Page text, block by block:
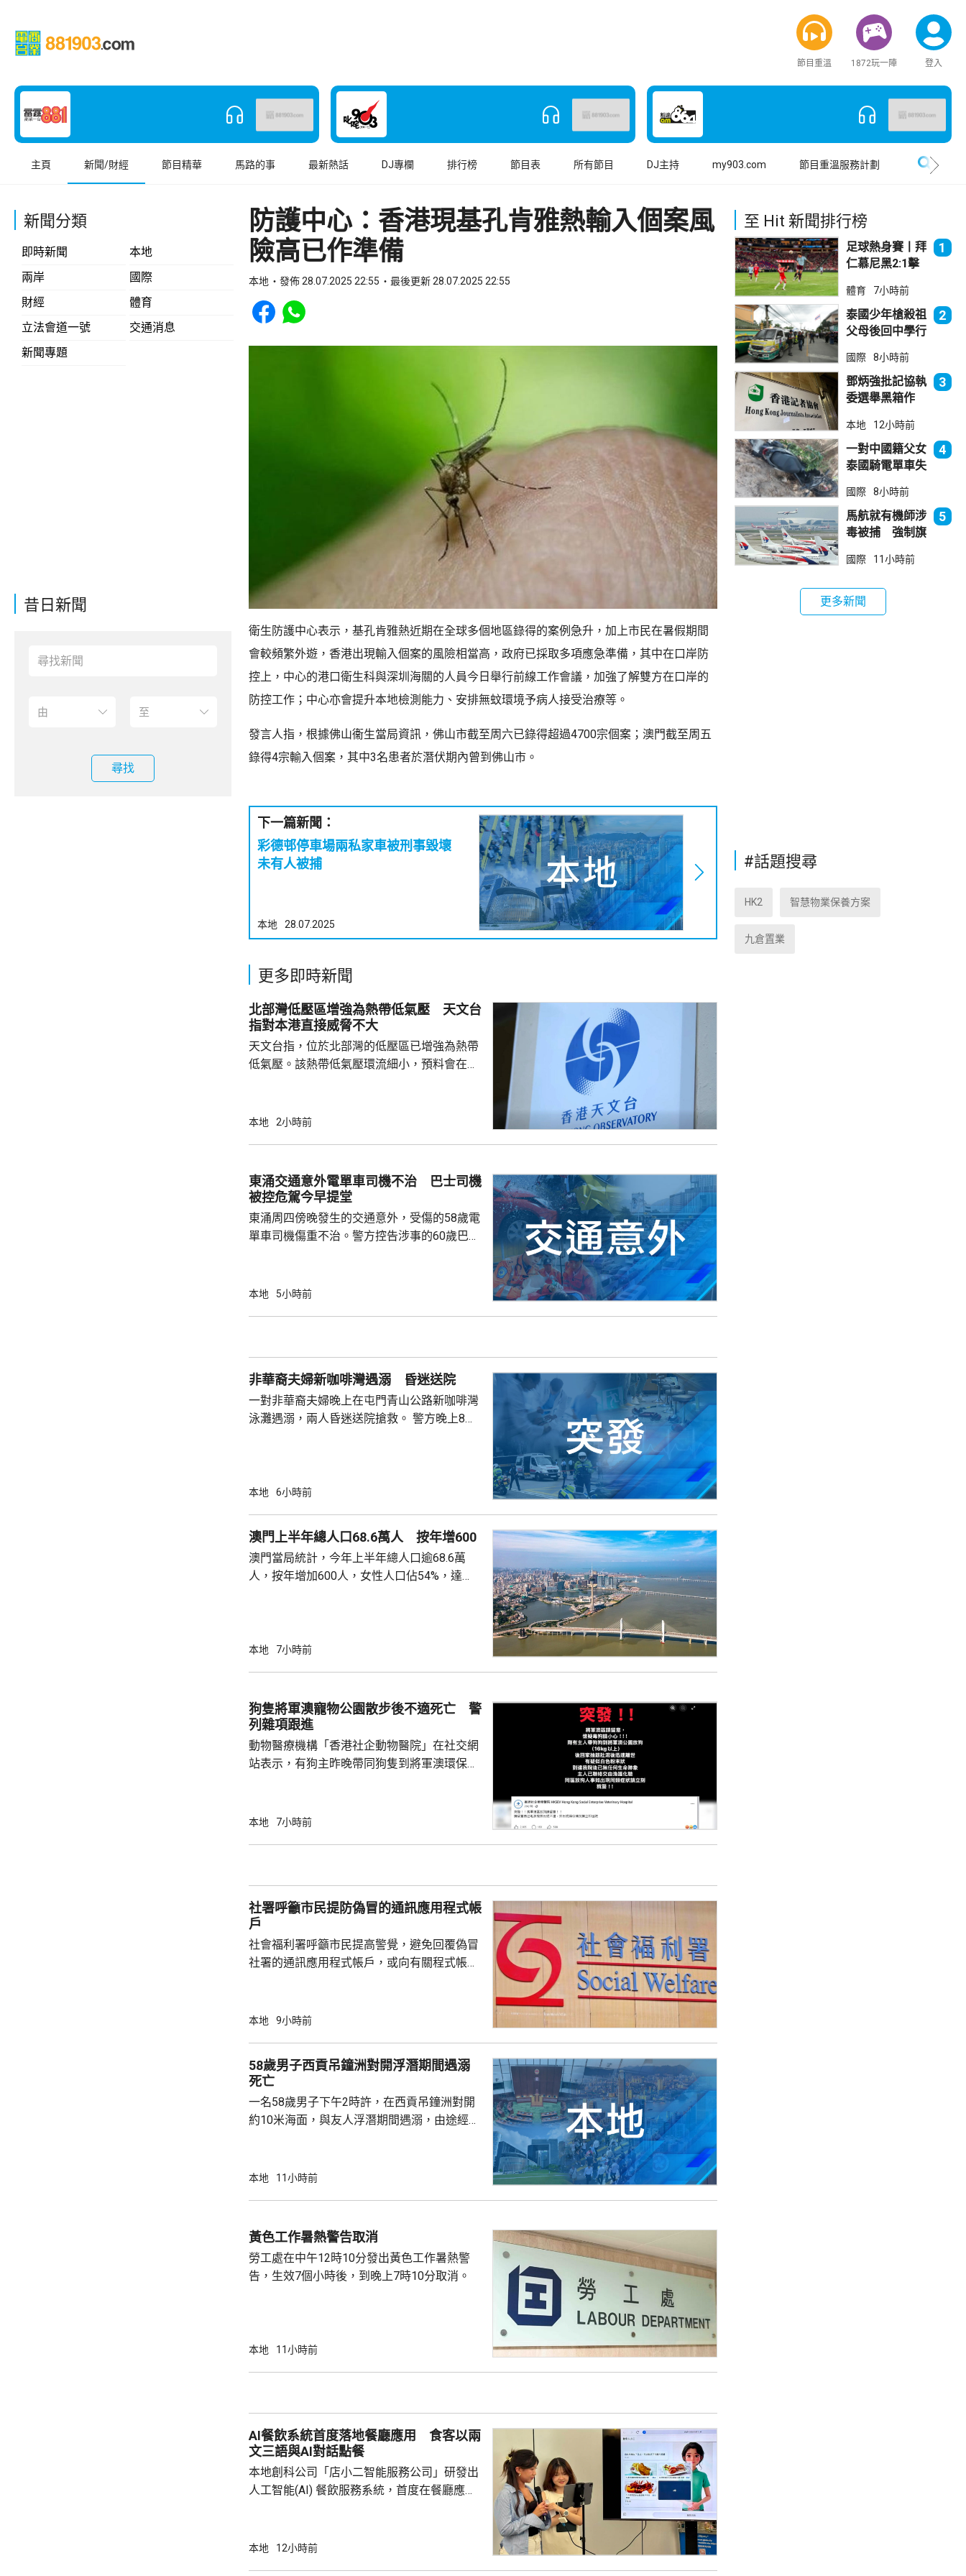
節目重溫 1872玩一陣 登入
主頁 新聞/財經 節目精華 馬路的事 最新熱話 DJ專欄 排行榜 節目表 所有節目 DJ主持 my903.com 節目重溫服務計劃
新聞分類
即時新聞
本地
兩岸
國際
財經
體育
立法會道一號
交通消息
新聞專題
昔日新聞
尋找
防護中心：香港現基孔肯雅熱輸入個案風
險高已作準備
本地 發佈 28.07.2025 22:55 最後更新 28.07.2025 22:55
Share to Facebook
Share to WhatsApp
衛生防護中心表示，基孔肯雅熱近期在全球多個地區錄得的案例急升，加上市民在暑假期間
會較頻繁外遊，香港出現輸入個案的風險相當高，政府已採取多項應急準備，其中在口岸防
控上，中心的港口衛生科與深圳海關的人員今日舉行前線工作會議，加強了解雙方在口岸的
防控工作；中心亦會提升本地檢測能力、安排無蚊環境予病人接受治療等。
發言人指，根據佛山衞生當局資訊，佛山市截至周六已錄得超過4700宗個案；澳門截至周五
錄得4宗輸入個案，其中3名患者於潛伏期內曾到佛山市。
下一篇新聞：
彩德邨停車場兩私家車被刑事毀壞
未有人被捕
本地 28.07.2025
更多即時新聞
北部灣低壓區增強為熱帶低氣壓 天文台
指對本港直接威脅不大
天文台指，位於北部灣的低壓區已增強為熱帶
低氣壓。該熱帶低氣壓環流細小，預料會在今
採取靠近廣東沿岸的路徑，否則需要發出一號
本地 2小時前
東涌交通意外電單車司機不治 巴士司機
被控危駕今早提堂
東涌周四傍晚發生的交通意外，受傷的58歲電
單車司機傷重不治。警方控告涉事的60歲巴士
龍運巴士沿東涌東交匯處行駛，去到近北大嶼
周五早上8時許證實死亡。
本地 5小時前
非華裔夫婦新咖啡灣遇溺 昏迷送院
一對非華裔夫婦晚上在屯門青山公路新咖啡灣
泳灘遇溺，兩人昏迷送院搶救。 警方晚上8時
本地 6小時前
澳門上半年總人口68.6萬人 按年增600
澳門當局統計，今年上半年總人口逾68.6萬
人，按年增加600人，女性人口佔54%，達
方面，上半年從內地持單程證的新來澳人士有
本地 7小時前
狗隻將軍澳寵物公園散步後不適死亡 警
列雜項跟進
動物醫療機構「香港社企動物醫院」在社交網
站表示，有狗主昨晚帶同狗隻到將軍澳環保大
亡，狗主事後聯絡交由漁護署化驗。 警方表
本地 7小時前
社署呼籲市民提防偽冒的通訊應用程式帳
戶
社會福利署呼籲市民提高警覺，避免回覆偽冒
社署的通訊應用程式帳戶，或向有關程式帳戶
內的不明連結，以盗取市民的個人資料。社署
本地 9小時前
58歲男子西貢吊鐘洲對開浮潛期間遇溺
死亡
一名58歲男子下午2時許，在西貢吊鐘洲對開
約10米海面，與友人浮潛期間遇溺，由途經船
確定。
本地 11小時前
黃色工作暑熱警告取消
勞工處在中午12時10分發出黃色工作暑熱警
告，生效7個小時後，到晚上7時10分取消。
本地 11小時前
AI餐飲系統首度落地餐廳應用 食客以兩
文三語與AI對話點餐
本地創科公司「店小二智能服務公司」研發出
人工智能(AI) 餐飲服務系統，首度在餐廳應
話或英文對話，食客根據AI指示點餐，亦可讓
本地 12小時前
至 Hit 新聞排行榜
足球熱身賽丨拜
仁慕尼黑2:1擊
1
體育 7小時前
泰國少年槍殺祖
父母後回中學行
死23傷
2
國際 8小時前
鄧炳強批記協執
委選舉黑箱作
國安一定「釘死
你」
3
本地 12小時前
一對中國籍父女
泰國騎電單車失
傷
4
國際 8小時前
馬航就有機師涉
毒被捕 強制旗
毒品檢測
5
國際 11小時前
更多新聞
#話題搜尋
HK2 智慧物業保養方案
九倉置業